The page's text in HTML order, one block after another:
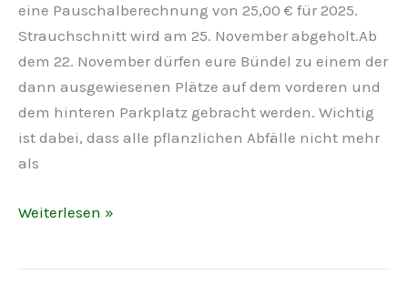
eine Pauschalberechnung von 25,00 € für 2025.
Strauchschnitt wird am 25. November abgeholt.Ab
dem 22. November dürfen eure Bündel zu einem der
dann ausgewiesenen Plätze auf dem vorderen und
dem hinteren Parkplatz gebracht werden. Wichtig
ist dabei, dass alle pflanzlichen Abfälle nicht mehr
als
Erinnerung:
Weiterlesen »